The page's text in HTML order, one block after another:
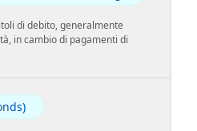
di debito, generalmente
in cambio di pagamenti di